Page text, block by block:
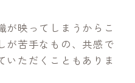
が映ってしまうからこ
が苦手なもの、共感で
いただくこともありま